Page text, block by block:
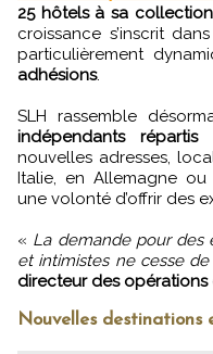
25 hôtels à sa
croissance s’inscrit
particulièrement
adhésions.
SLH rassemble
indépendants
nouvelles adresses,
Italie, en Allemagne
une volonté d’offrir des
« La demande pour des
et intimistes ne cesse
directeur des opérations
Nouvelles